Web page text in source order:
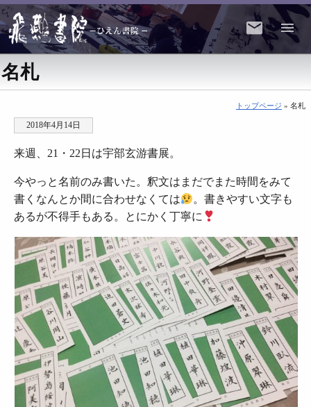
名札
トップページ » 名札
2018年4月14日
来週、21・22日は宇部玄游書展。
今やっと名前のみ書いた。釈文はまだでまた時間をみて
書くなんとか間に合わせなくては
。書きやすい文字も
あるが不得手もある。とにかく丁寧に